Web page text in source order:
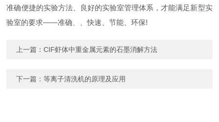
准确便捷的实验方法、良好的实验室管理体系，才能满足新型实
验室的要求——准确、、快速、节能、环保!
上一篇：CIF虾体中重金属元素的石墨消解方法
下一篇：等离子清洗机的原理及应用